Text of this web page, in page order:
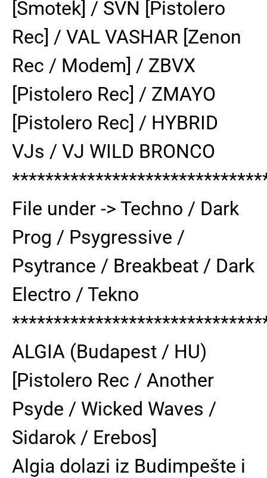
[Smotek] / SVN [Pistolero
Rec] / VAL VASHAR [Zenon
Rec / Modem] / ZBVX
[Pistolero Rec] / ZMAYO
[Pistolero Rec] / HYBRID
VJs / VJ WILD BRONCO
File under -> Techno / Dark
Prog / Psygressive /
Psytrance / Breakbeat / Dark
Electro / Tekno
ALGIA (Budapest / HU)
[Pistolero Rec / Another
Psyde / Wicked Waves /
Sidarok / Erebos]
Algia dolazi iz Budimpešte i